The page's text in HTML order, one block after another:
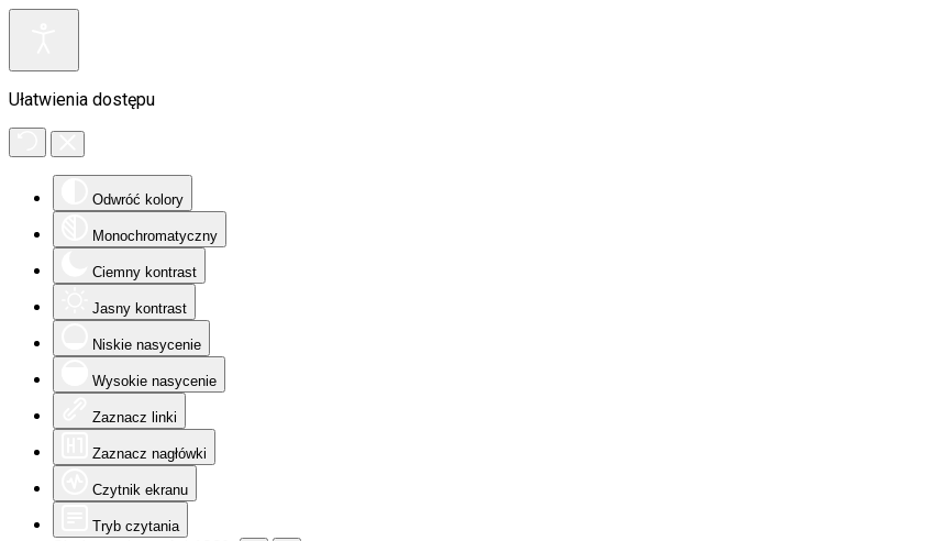
Ułatwienia dostępu
Odwróć kolory
Monochromatyczny
Ciemny kontrast
Jasny kontrast
Niskie nasycenie
Wysokie nasycenie
Zaznacz linki
Zaznacz nagłówki
Czytnik ekranu
Tryb czytania